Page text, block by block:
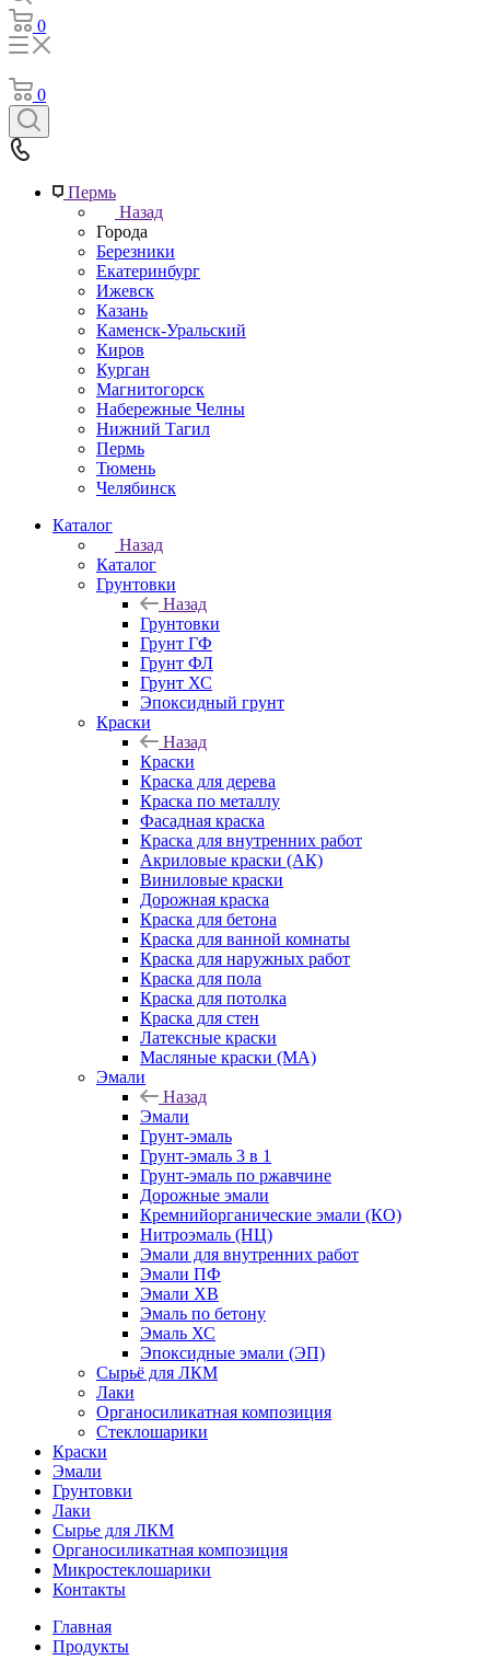
0
0
Пермь
Назад
Города
Березники
Екатеринбург
Ижевск
Казань
Каменск-Уральский
Киров
Курган
Магнитогорск
Набережные Челны
Нижний Тагил
Пермь
Тюмень
Челябинск
Каталог
Назад
Каталог
Грунтовки
Назад
Грунтовки
Грунт ГФ
Грунт ФЛ
Грунт ХС
Эпоксидный грунт
Краски
Назад
Краски
Краска для дерева
Краска по металлу
Фасадная краска
Краска для внутренних работ
Акриловые краски (АК)
Виниловые краски
Дорожная краска
Краска для бетона
Краска для ванной комнаты
Краска для наружных работ
Краска для пола
Краска для потолка
Краска для стен
Латексные краски
Масляные краски (МА)
Эмали
Назад
Эмали
Грунт-эмаль
Грунт-эмаль 3 в 1
Грунт-эмаль по ржавчине
Дорожные эмали
Кремнийорганические эмали (КО)
Нитроэмаль (НЦ)
Эмали для внутренних работ
Эмали ПФ
Эмали ХВ
Эмаль по бетону
Эмаль ХС
Эпоксидные эмали (ЭП)
Сырьё для ЛКМ
Лаки
Органосиликатная композиция
Стеклошарики
Краски
Эмали
Грунтовки
Лаки
Сырье для ЛКМ
Органосиликатная композиция
Микростеклошарики
Контакты
Главная
Продукты